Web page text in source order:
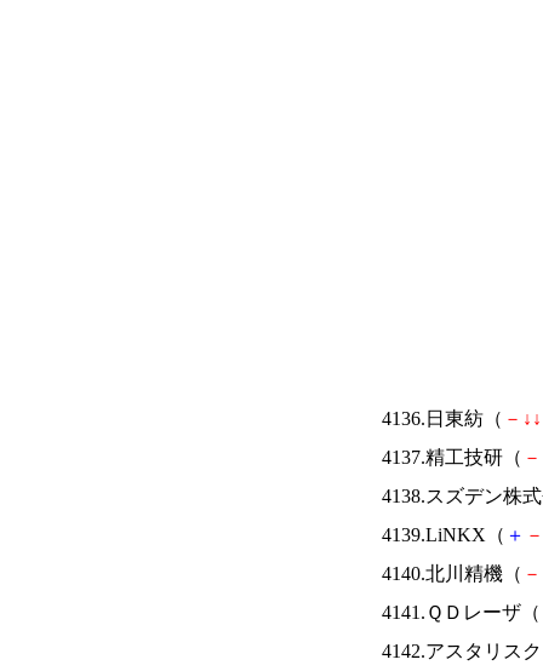
4136.日東紡（ － ↓ ↓
4137.精工技研（ －
4138.スズデン株
4139.LiNKX（ ＋ －
4140.北川精機（ －
4141.ＱＤレーザ（
4142.アスタリス